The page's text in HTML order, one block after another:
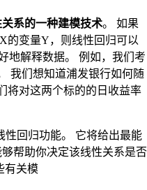
系的一种建模技术。 如果
的变量Y，则线性回归可以
地解释数据。 例如，我们考
我们想知道浦发银行如何随
将对这两个标的的日收益率
性回归功能。 它将给出最能
帮助你决定该线性关系是否
有关模